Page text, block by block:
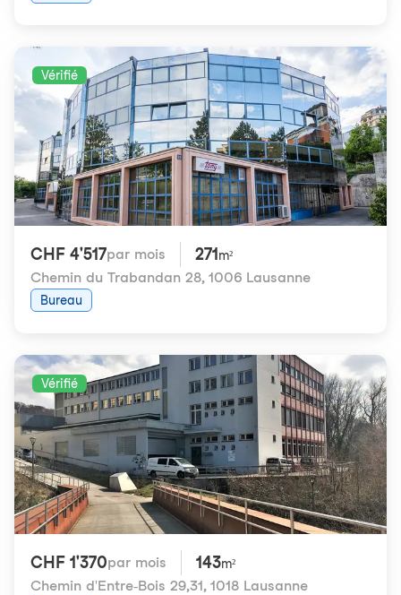
Vérifié
CHF 4'517par mois 271 m²
Chemin du Trabandan 28, 1006 Lausanne
Bureau
Vérifié
CHF 1'370par mois 143m²
Chemin d'Entre-Bois 29,31, 1018 Lausanne